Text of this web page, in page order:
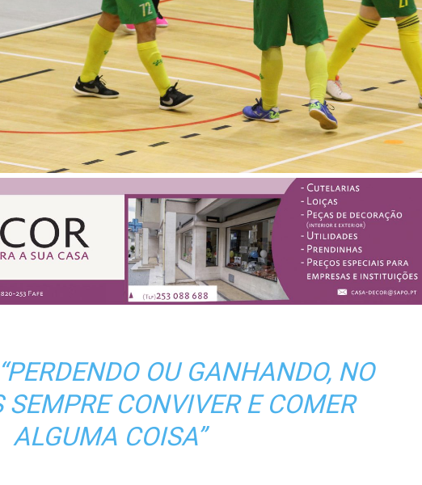
OU GANHANDO, NO
CONVIVER E COMER
ALGUMA COISA”